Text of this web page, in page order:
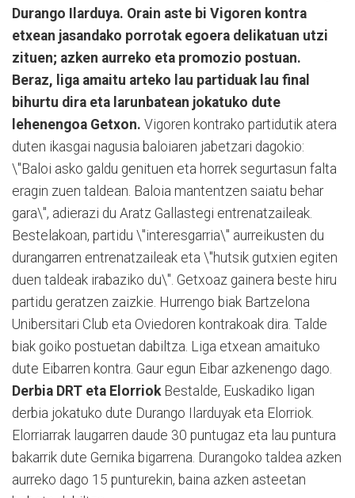
Durango Ilarduya. Orain aste bi Vigoren kontra
etxean jasandako porrotak egoera delikatuan utzi
zituen; azken aurreko eta promozio postuan.
Beraz, liga amaitu arteko lau partiduak lau final
bihurtu dira eta larunbatean jokatuko dute
lehenengoa Getxon. Vigoren kontrako partidutik atera
duten ikasgai nagusia baloiaren jabetzari dagokio:
\"Baloi asko galdu genituen eta horrek segurtasun falta
eragin zuen taldean. Baloia mantentzen saiatu behar
gara\", adierazi du Aratz Gallastegi entrenatzaileak.
Bestelakoan, partidu \"interesgarria\" aurreikusten du
durangarren entrenatzaileak eta \"hutsik gutxien egiten
duen taldeak irabaziko du\". Getxoaz gainera beste hiru
partidu geratzen zaizkie. Hurrengo biak Bartzelona
Unibersitari Club eta Oviedoren kontrakoak dira. Talde
biak goiko postuetan dabiltza. Liga etxean amaituko
dute Eibarren kontra. Gaur egun Eibar azkenengo dago.
Derbia DRT eta Elorriok Bestalde, Euskadiko ligan
derbia jokatuko dute Durango Ilarduyak eta Elorriok.
Elorriarrak laugarren daude 30 puntugaz eta lau puntura
bakarrik dute Gernika bigarrena. Durangoko taldea azken
aurreko dago 15 punturekin, baina azken asteetan